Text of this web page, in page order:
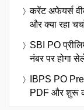
करेंट अफेयर्स
और क्या रहा
SBI PO
नंबर पर होगा
IBPS PO
PDF और शुरू